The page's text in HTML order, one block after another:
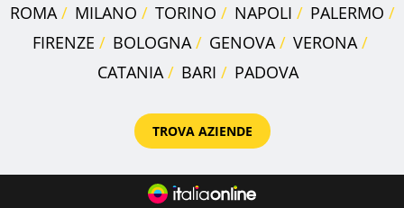
ROMA MILANO TORINO NAPOLI
PALERMO
FIRENZE
BOLOGNA GENOVA
VERONA
CATANIA
BARI PADOVA
TROVA AZIENDE